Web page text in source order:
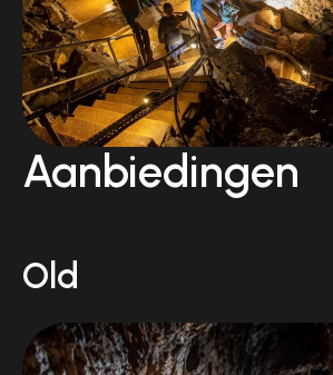
Aanbiedingen
Old